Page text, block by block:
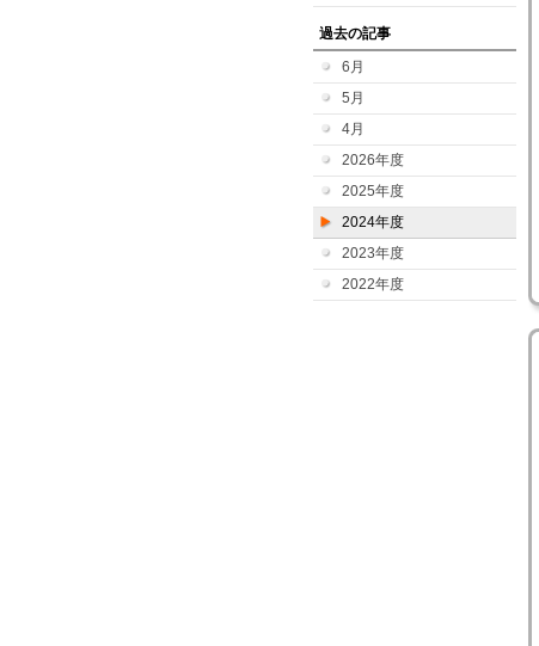
過去の記事
6月
5月
4月
2026年度
2025年度
2024年度
2023年度
2022年度